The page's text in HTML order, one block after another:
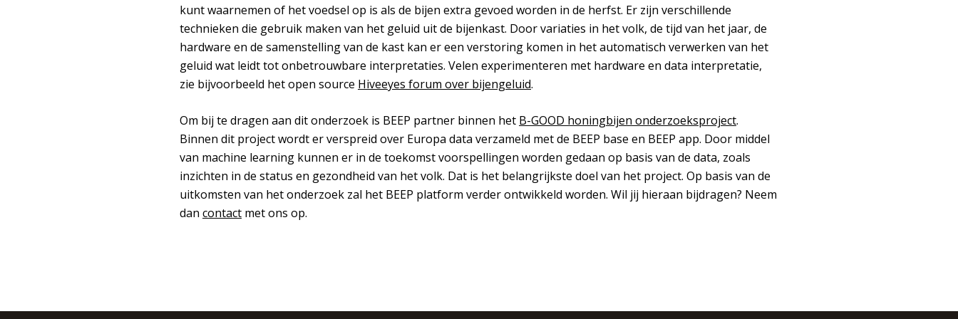
kunt waarnemen of het voedsel op is als de bijen extra gevoed worden in de herfst. Er zijn verschillende
technieken die gebruik maken van het geluid uit de bijenkast. Door variaties in het volk, de tijd van het jaar, de
hardware en de samenstelling van de kast kan er een verstoring komen in het automatisch verwerken van het
geluid wat leidt tot onbetrouwbare interpretaties. Velen experimenteren met hardware en data interpretatie,
zie bijvoorbeeld het open source Hiveeyes forum over bijengeluid.
Om bij te dragen aan dit onderzoek is BEEP partner binnen het B-GOOD honingbijen onderzoeksproject.
Binnen dit project wordt er verspreid over Europa data verzameld met de BEEP base en BEEP app. Door middel
van machine learning kunnen er in de toekomst voorspellingen worden gedaan op basis van de data, zoals
inzichten in de status en gezondheid van het volk. Dat is het belangrijkste doel van het project. Op basis van de
uitkomsten van het onderzoek zal het BEEP platform verder ontwikkeld worden. Wil jij hieraan bijdragen? Neem
dan contact met ons op.